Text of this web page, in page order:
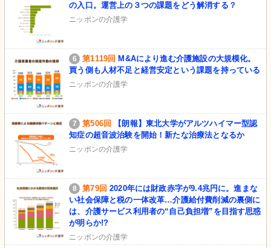
の入口。運営上の３つの課題をどう解消する？
ニッポンの介護学
第1119回 M&Aにより進む介護施設の大規模化。
買う側も人材不足と経営安定という課題を持っている
ニッポンの介護学
第506回
【朗報】東北大学がアルツハイマー型認
知症の超音波治験を開始！新たな治療法となるか
ニッポンの介護学
第79回 2020年には財政赤字が9.4兆円に。進まな
い社会保障と税の一体改革…介護給付費削減の裏側に
は、介護サービス利用者の“自己負担増”を目指す思惑
が明らか!?
ニッポンの介護学